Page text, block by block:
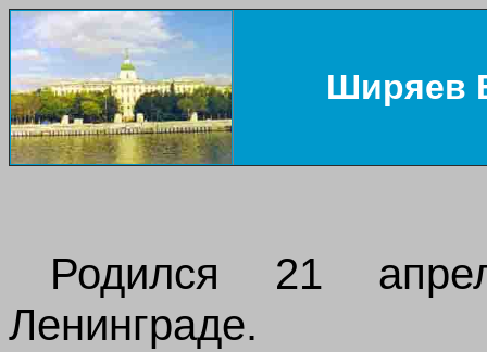
Ширяев
Родился 21
Ленинграде.